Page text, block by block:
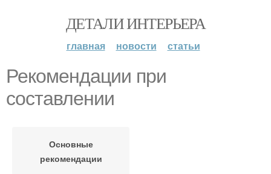
ДЕТАЛИ ИНТЕРЬЕРА
главная новости статьи
Рекомендации при
составлении
Основные
рекомендации